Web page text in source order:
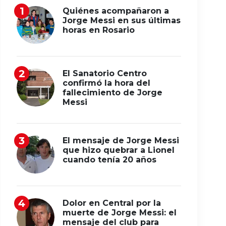
Quiénes acompañaron a
Jorge Messi en sus últimas
horas en Rosario
El Sanatorio Centro
confirmó la hora del
fallecimiento de Jorge
Messi
El mensaje de Jorge Messi
que hizo quebrar a Lionel
cuando tenía 20 años
Dolor en Central por la
muerte de Jorge Messi: el
mensaje del club para